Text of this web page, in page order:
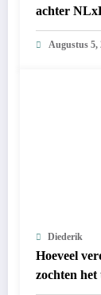
achter
Augustus 5,
Diederik
Hoeveel
zochten het